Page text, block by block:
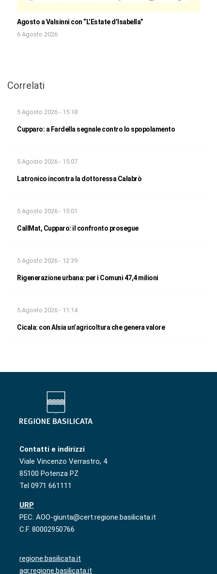
Agosto a Valsinni con “L’Estate d’Isabella”
6 Agosto 2026
Correlati
5 Agosto 2026 - 15:18
Cupparo: a Fardella segnale contro lo spopolamento
5 Agosto 2026 - 15:07
Latronico incontra la dottoressa Calabrò
5 Agosto 2026 - 15:01
CallMat, Cupparo: il confronto prosegue
5 Agosto 2026 - 12:39
Rigenerazione urbana: per i Comuni 47,4 milioni
5 Agosto 2026 - 11:14
Cicala: con Alsia un’agricoltura che genera valore
Contatti e indirizzi
Viale Vincenzo Verrastro, 4
85100 Potenza PZ
Tel 0971 661111
URP
PEC: AOO-giunta@cert.regione.basilicata.it
C.F. 80002950766
regione.basilicata.it
agr.regione.basilicata.it